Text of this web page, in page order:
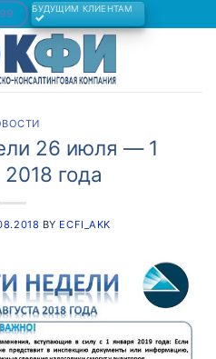
БУДУЩИМ КЛИЕНТАМ
26 июля — 1
2018 года
BY ECFI_AKK